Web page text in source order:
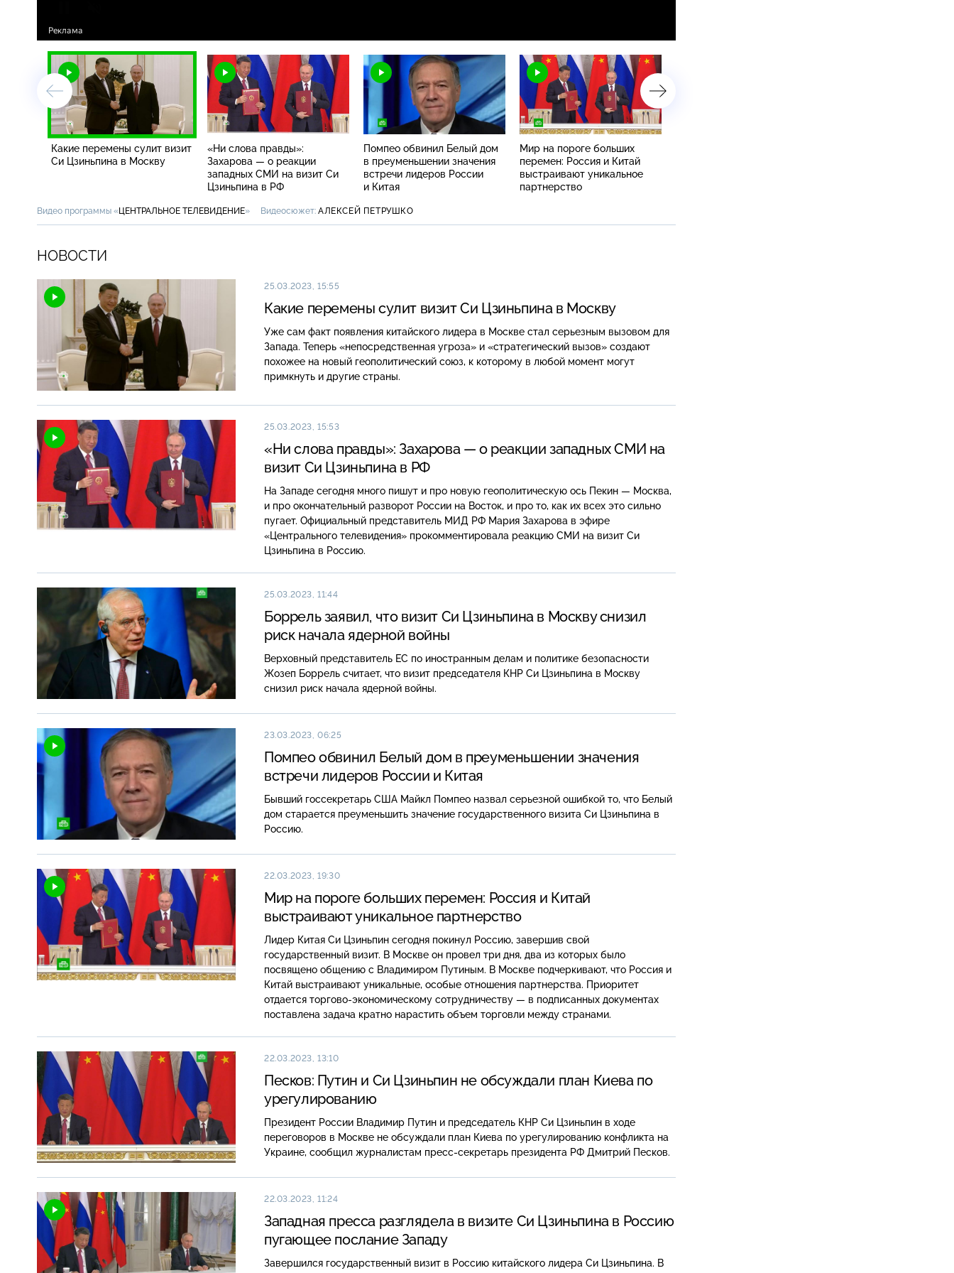
Какие перемены сулит визит
Си Цзиньпина в Москву
«Ни слова правды»:
Захарова — о реакции
западных СМИ на визит Си
Цзиньпина в РФ
Помпео обвинил Белый дом
в преуменьшении значения
встречи лидеров России
и Китая
Мир на пороге больших
перемен: Россия и Китай
выстраивают уникальное
партнерство
Видео программы «ЦЕНТРАЛЬНОЕ ТЕЛЕВИДЕНИЕ» Видеосюжет: АЛЕКСЕЙ ПЕТРУШКО
НОВОСТИ
25.03.2023, 15:55
Какие перемены сулит визит Си Цзиньпина в Москву
Уже сам факт появления китайского лидера в Москве стал серьезным вызовом для
Запада. Теперь «непосредственная угроза» и «стратегический вызов» создают
похожее на новый геополитический союз, к которому в любой момент могут
примкнуть и другие страны.
25.03.2023, 15:53
«Ни слова правды»: Захарова — о реакции западных СМИ на
визит Си Цзиньпина в РФ
На Западе сегодня много пишут и про новую геополитическую ось Пекин — Москва,
и про окончательный разворот России на Восток, и про то, как их всех это сильно
пугает. Официальный представитель МИД РФ Мария Захарова в эфире
«Центрального телевидения» прокомментировала реакцию СМИ на визит Си
Цзиньпина в Россию.
25.03.2023, 11:44
Боррель заявил, что визит Си Цзиньпина в Москву снизил
риск начала ядерной войны
Верховный представитель ЕС по иностранным делам и политике безопасности
Жозеп Боррель считает, что визит председателя КНР Си Цзиньпина в Москву
снизил риск начала ядерной войны.
23.03.2023, 06:25
Помпео обвинил Белый дом в преуменьшении значения
встречи лидеров России и Китая
Бывший госсекретарь США Майкл Помпео назвал серьезной ошибкой то, что Белый
дом старается преуменьшить значение государственного визита Си Цзиньпина в
Россию.
22.03.2023, 19:30
Мир на пороге больших перемен: Россия и Китай
выстраивают уникальное партнерство
Лидер Китая Си Цзиньпин сегодня покинул Россию, завершив свой
государственный визит. В Москве он провел три дня, два из которых было
посвящено общению с Владимиром Путиным. В Москве подчеркивают, что Россия и
Китай выстраивают уникальные, особые отношения партнерства. Приоритет
отдается торгово-экономическому сотрудничеству — в подписанных документах
поставлена задача кратно нарастить объем торговли между странами.
22.03.2023, 13:10
Песков: Путин и Си Цзиньпин не обсуждали план Киева по
урегулированию
Президент России Владимир Путин и председатель КНР Си Цзиньпин в ходе
переговоров в Москве не обсуждали план Киева по урегулированию конфликта на
Украине, сообщил журналистам пресс-секретарь президента РФ Дмитрий Песков.
22.03.2023, 11:24
Западная пресса разглядела в визите Си Цзиньпина в Россию
пугающее послание Западу
Завершился государственный визит в Россию китайского лидера Си Цзиньпина. В